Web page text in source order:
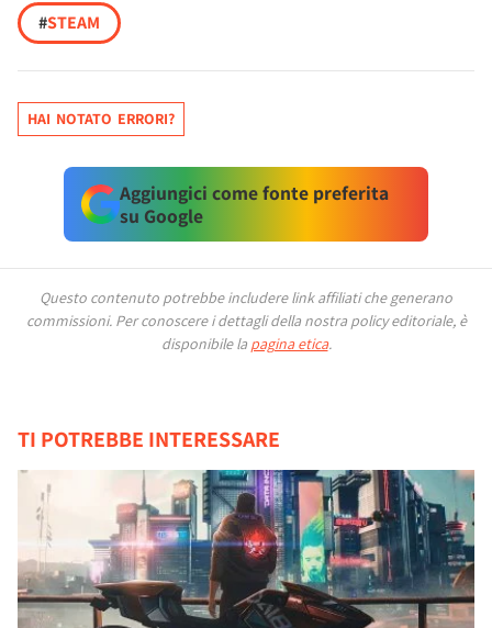
#STEAM
HAI NOTATO ERRORI?
Aggiungici come fonte preferita
su Google
Questo contenuto potrebbe includere link affiliati che generano
commissioni. Per conoscere i dettagli della nostra policy editoriale, è
disponibile la pagina etica.
TI POTREBBE INTERESSARE